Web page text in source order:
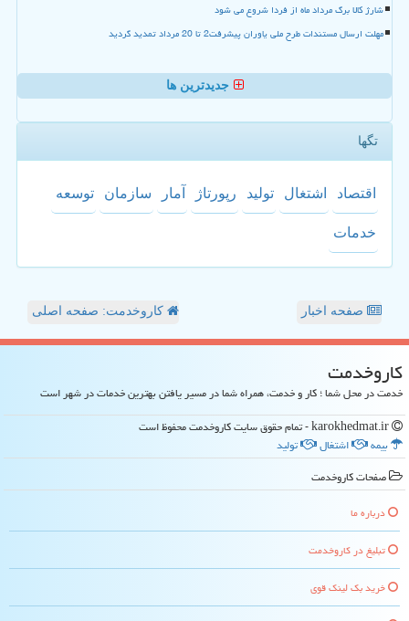
شارژ کالا برگ مرداد ماه از فردا شروع می شود
مهلت ارسال مستندات طرح ملی یاوران پیشرفت2 تا 20 مرداد تمدید گردید
جدیدترین ها
تگها
اقتصاد اشتغال تولید رپورتاژ آمار سازمان توسعه
خدمات
صفحه اخبار کاروخدمت: صفحه اصلی
كاروخدمت
خدمت در محل شما ؛ کار و خدمت، همراه شما در مسیر یافتن بهترین خدمات در شهر است
بیمه
اشتغال
تولید
صفحات كاروخدمت
درباره ما
تبلیغ در كاروخدمت
خرید بک لینک قوی